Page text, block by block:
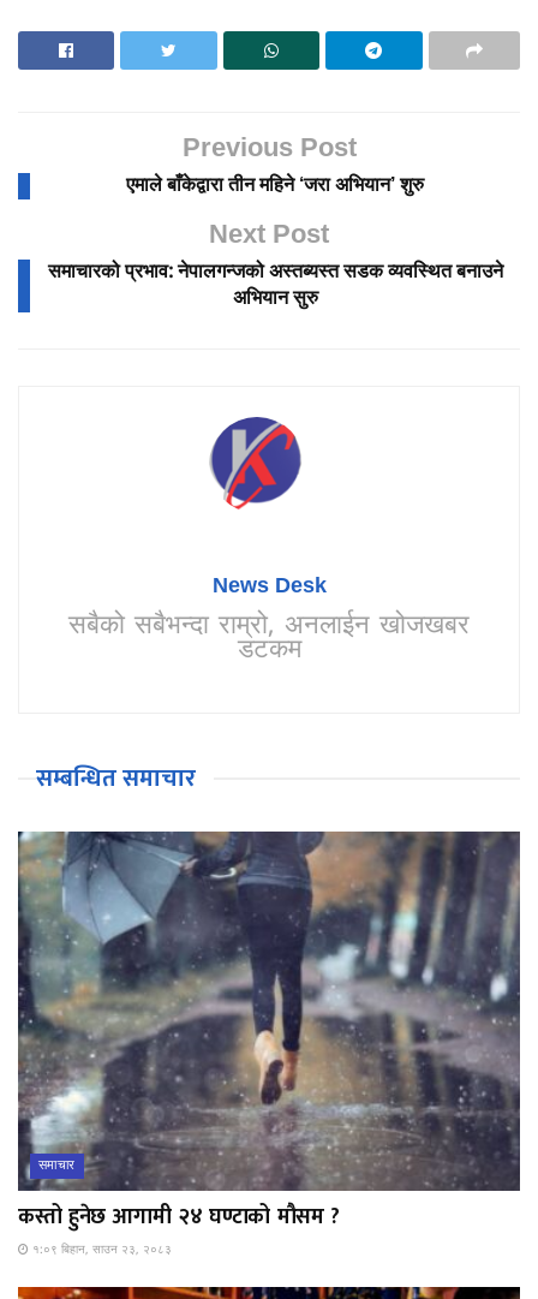
Previous Post
एमाले बाँकेद्वारा तीन महिने ‘जरा अभियान’ शुरु
Next Post
समाचारको प्रभाव: नेपालगन्जको अस्तब्यस्त सडक व्यवस्थित बनाउने
अभियान सुरु
News Desk
सबैको सबैभन्दा राम्रो, अनलाईन खोजखबर
डटकम
सम्बन्धित समाचार
समाचार
कस्तो हुनेछ आगामी २४ घण्टाको मौसम ?
१:०९ बिहान, साउन २३, २०८३